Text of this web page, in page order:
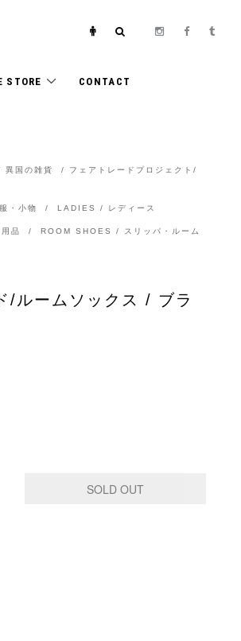
STORE CONTACT
国の雑貨 /
フェアトレードプロジェクト/
・小物 / LADIES / レディース
品 /
ROOM SHOES / スリッパ・ルーム
/ルームソックス / ブラ